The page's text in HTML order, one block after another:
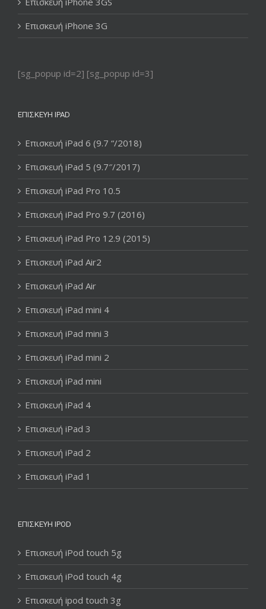
Επισκευή iPhone 3G
[sg_popup id=2] [sg_popup id=3]
ΕΠΙΣΚΕΥΉ IPAD
Επισκευή iPad 6 (9.7 “/2018)
Επισκευή iPad 5 (9.7″/2017)
Επισκευή iPad Pro 10.5
Επισκευή iPad Pro 9.7 (2016)
Επισκευή iPad Pro 12.9 (2015)
Επισκευή iPad Air2
Επισκευή iPad Air
Επισκευή iPad mini 4
Επισκευή iPad mini 3
Επισκευή iPad mini 2
Επισκευή iPad mini
Επισκευή iPad 4
Επισκευή iPad 3
Επισκευή iPad 2
Επισκευή iPad 1
ΕΠΙΣΚΕΥΉ IPOD
Επισκευή iPod touch 5g
Επισκευή iPod touch 4g
Επισκευή ipod touch 3g